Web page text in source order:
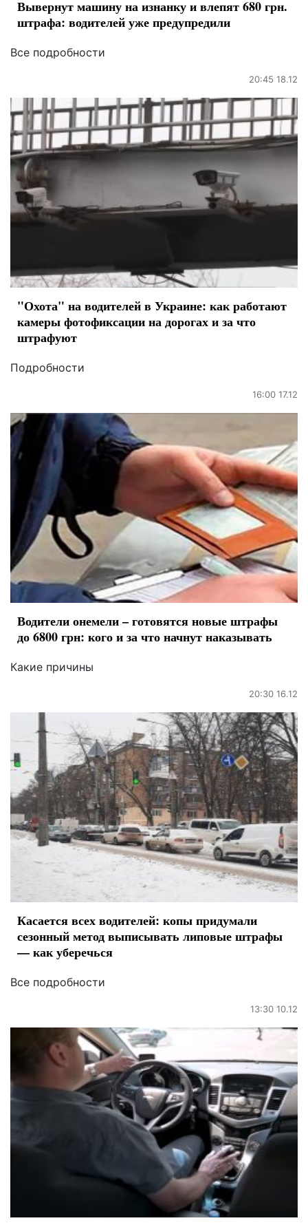
Вывернут машину на изнанку и влепят 680 грн.
штрафа: водителей уже предупредили
Все подробности
20:45 18.12
"Охота" на водителей в Украине: как работают
камеры фотофиксации на дорогах и за что
штрафуют
Подробности
16:00 17.12
Водители онемели – готовятся новые штрафы
до 6800 грн: кого и за что начнут наказывать
Какие причины
20:30 16.12
Касается всех водителей: копы придумали
сезонный метод выписывать липовые штрафы
— как уберечься
Все подробности
13:30 10.12